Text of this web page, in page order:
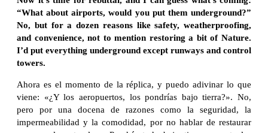
“What about airports, would you put them underground?”
No, but for a dozen reasons like safety, weatherproofing,
and convenience, not to mention restoring a bit of Nature.
I’d put everything underground except runways and control
towers.
Ahora es el momento de la réplica, y puedo adivinar lo que
viene: «¿Y los aeropuertos, los pondrías bajo tierra?». No,
pero por una docena de razones como la seguridad, la
impermeabilidad y la comodidad, por no hablar de restaurar